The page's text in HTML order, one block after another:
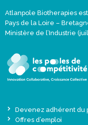
Atlanpole Biotherapies
Pays de la Loire –
Ministère de l’Industrie
Devenez adhérent du
Offres d’emploi